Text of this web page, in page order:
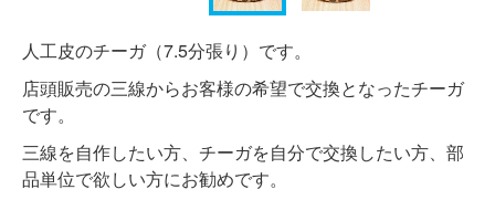
人工皮のチーガ（7.5分張り）です。
店頭販売の三線からお客様の希望で交換となったチーガ
です。
三線を自作したい方、チーガを自分で交換したい方、部
品単位で欲しい方にお勧めです。